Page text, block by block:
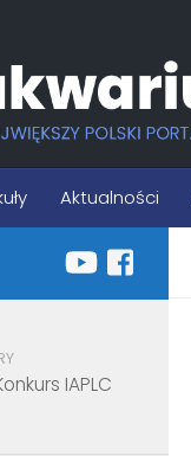
Aktualności
IAPLC